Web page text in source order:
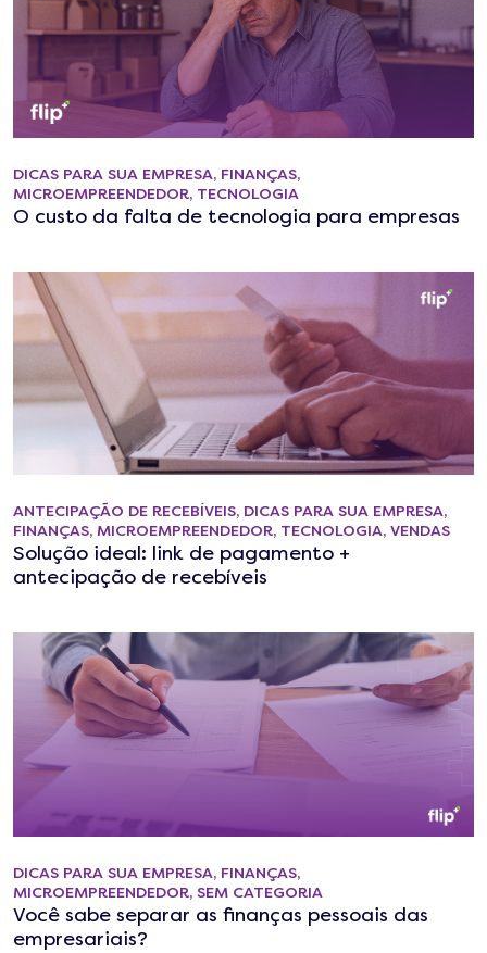
DICAS PARA SUA EMPRESA, FINANÇAS,
MICROEMPREENDEDOR, TECNOLOGIA
O custo da falta de tecnologia para empresas
ANTECIPAÇÃO DE RECEBÍVEIS, DICAS PARA SUA EMPRESA,
FINANÇAS, MICROEMPREENDEDOR, TECNOLOGIA, VENDAS
Solução ideal: link de pagamento +
antecipação de recebíveis
DICAS PARA SUA EMPRESA, FINANÇAS,
MICROEMPREENDEDOR, SEM CATEGORIA
Você sabe separar as finanças pessoais das
empresariais?